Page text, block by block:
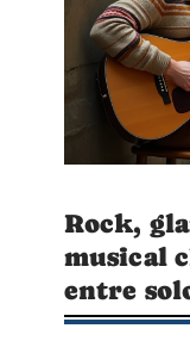
Rock,
musical
entre